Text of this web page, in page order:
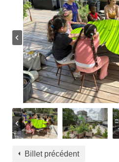
Billet précédent